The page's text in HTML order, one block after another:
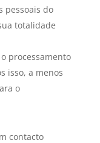
pessoais do
totalidade
processamento
isso, a menos
o
contacto